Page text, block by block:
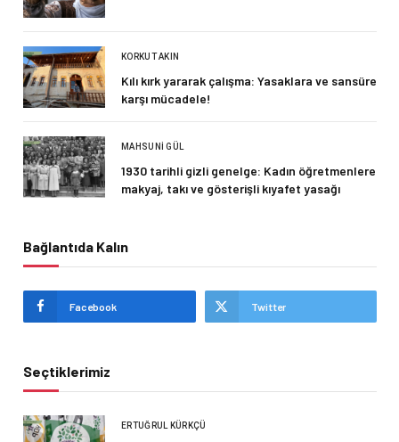
KORKUT AKIN
Kılı kırk yararak çalışma: Yasaklara ve sansüre
karşı mücadele!
MAHSUNI GÜL
1930 tarihli gizli genelge: Kadın öğretmenlere
makyaj, takı ve gösterişli kıyafet yasağı
Bağlantıda Kalın
Facebook Twitter
Seçtiklerimiz
ERTUĞRUL KÜRKÇÜ